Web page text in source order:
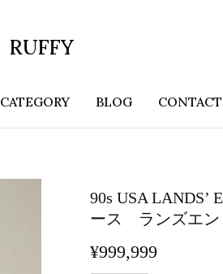
RUFFY
CATEGORY BLOG CONTACT
90s USA
ース ランズエ
¥999,999